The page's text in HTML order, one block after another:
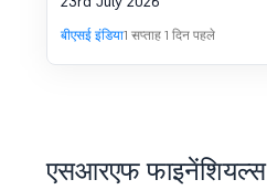
बीएसई इंडिया1 सप्ताह 1 दिन पहले
एसआरएफ फाइनेंशियल्स